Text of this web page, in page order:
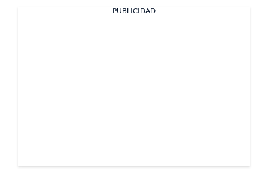
PUBLICIDAD